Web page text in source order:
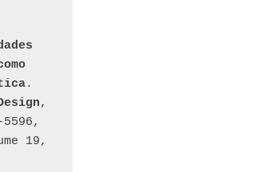
.
,
5596,
19,